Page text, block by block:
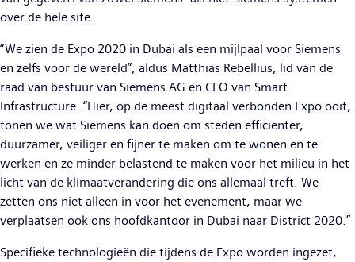
over de hele site.
“We zien de Expo 2020 in Dubai als een mijlpaal voor Siemens
en zelfs voor de wereld”, aldus Matthias Rebellius, lid van de
raad van bestuur van Siemens AG en CEO van Smart
Infrastructure. “Hier, op de meest digitaal verbonden Expo ooit,
tonen we wat Siemens kan doen om steden efficiënter,
duurzamer, veiliger en fijner te maken om te wonen en te
werken en ze minder belastend te maken voor het milieu in het
licht van de klimaatverandering die ons allemaal treft. We
zetten ons niet alleen in voor het evenement, maar we
verplaatsen ook ons hoofdkantoor in Dubai naar District 2020.”
Specifieke technologieën die tijdens de Expo worden ingezet,